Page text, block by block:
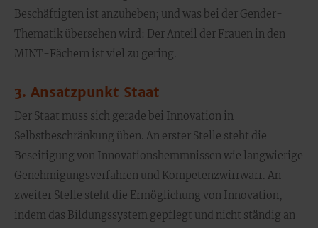
Beschäftigten ist anzuheben; und was bei der Gender-
Thematik übersehen wird: Der Anteil der Frauen in den
MINT-Fächern ist viel zu gering.
3. Ansatzpunkt Staat
Der Staat muss sich gerade bei Innovation in
Selbstbeschränkung üben. An erster Stelle steht die
Beseitigung von Innovationshemmnissen wie langwierige
Genehmigungsverfahren und Kompetenzwirrwarr. An
zweiter Stelle steht die Ermöglichung von Innovation,
indem das Bildungssystem gepflegt und nicht ständig an